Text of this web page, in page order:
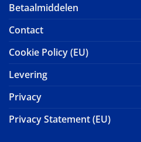
Betaalmiddelen
Contact
Cookie Policy (EU)
Levering
Privacy
Privacy Statement (EU)